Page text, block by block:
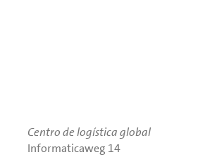
Centro de logística global
Informaticaweg 14